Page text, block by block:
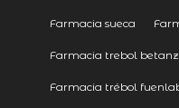
Farmacia sueca
Farmacia trebol
Farmacia trébol